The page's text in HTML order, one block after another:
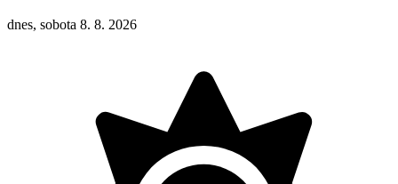
dnes, sobota 8. 8. 2026